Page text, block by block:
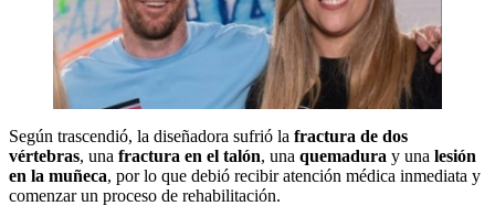
Según trascendió, la diseñadora sufrió la fractura de dos
vértebras, una fractura en el talón, una quemadura y una lesión
en la muñeca, por lo que debió recibir atención médica inmediata y
comenzar un proceso de rehabilitación.